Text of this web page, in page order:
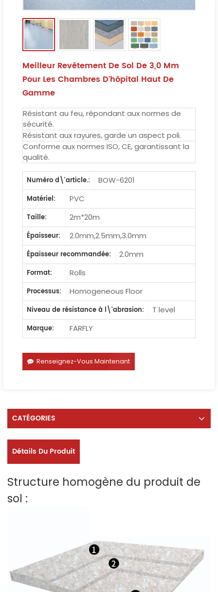
Meilleur Revêtement De Sol De 3,0 Mm
Pour Les Chambres D'hôpital Haut De
Gamme
Résistant au feu, répondant aux normes de
sécurité.
Résistant aux rayures, garde un aspect poli.
Conforme aux normes ISO, CE, garantissant la
qualité.
Numéro d\'article.:
BOW-6201
Matériel:
PVC
Taille:
2m*20m
Épaisseur:
2.0mm,2.5mm,3.0mm
Épaisseur recommandée:
2.0mm
Format:
Rolls
Processus:
Homogeneous Floor
Niveau de résistance à l\'abrasion:
T level
Marque:
FARFLY
Renseignez-Vous Maintenant
CATÉGORIES
Détails Du Produit
Structure homogène du produit de
sol :